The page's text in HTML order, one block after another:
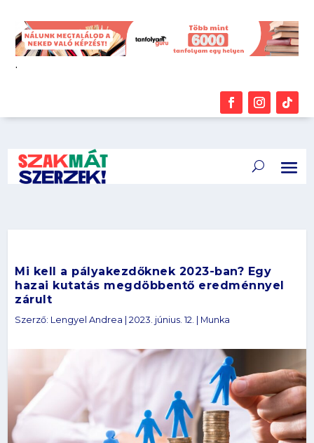
.
Mi kell a pályakezdőknek 2023-ban? Egy
hazai kutatás megdöbbentő eredménnyel
zárult
Szerző: Lengyel Andrea |2023. június. 12. Munka